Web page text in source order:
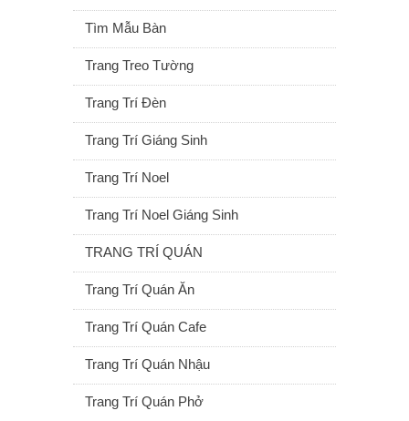
Tìm Mẫu Bàn
Trang Treo Tường
Trang Trí Đèn
Trang Trí Giáng Sinh
Trang Trí Noel
Trang Trí Noel Giáng Sinh
TRANG TRÍ QUÁN
Trang Trí Quán Ăn
Trang Trí Quán Cafe
Trang Trí Quán Nhậu
Trang Trí Quán Phở